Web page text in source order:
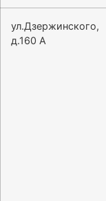
ул.Дзержинского,
д.160 А